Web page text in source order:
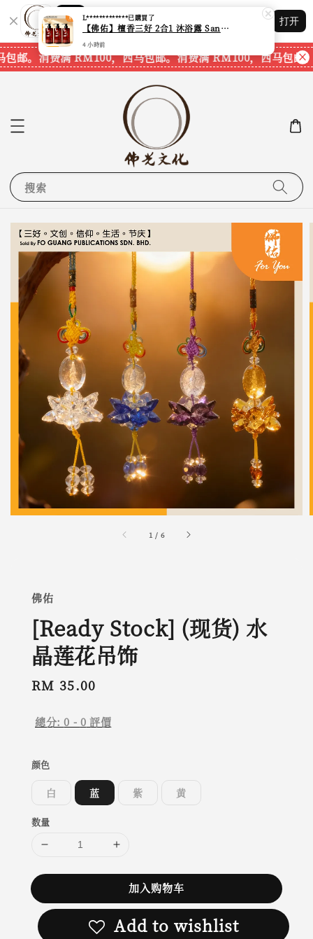
Shopping: 追踪您的订单
您信赖的商店
打开
邮。 消费满 RM100，西马包邮。消费满 RM100，西马包邮。
搜索
1 / 6
佛佑
[Ready Stock] (现货) 水
晶莲花吊饰
Regular
RM 35.00
總分:0 - 0 評價
颜色
白 蓝 紫 黄
数量
加入购物车
Add to wishlist
L*************已購買了
【佛佑】檀香三好 2合1 沐浴露 Sandalwood Hair&Body Shampoo【1套3支】【750ml一支】【现货速发】
4 小時前